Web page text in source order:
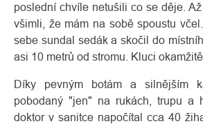
poslední chvíle netušili co se děje.
všimli, že mám na sobě spoustu
sebe sundal sedák a skočil do
asi 10 metrů od stromu. Kluci
Díky pevným botám a silnějším
pobodaný "jen" na rukách, trupu a
doktor v sanitce napočítal cca 40